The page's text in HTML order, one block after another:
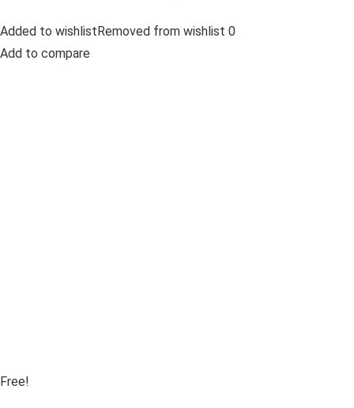
Added to wishlistRemoved from wishlist 0
Add to compare
Free!